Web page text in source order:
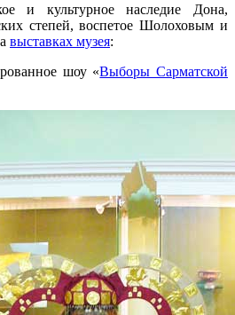
и культурное наследие Дона,
степей, воспетое Шолоховым и
выставках музея:
шоу «Выборы Сарматской